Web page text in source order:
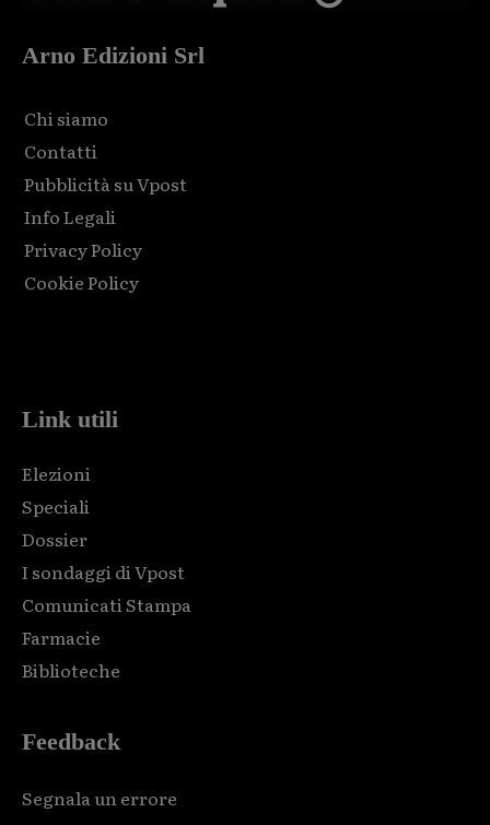
Arno Edizioni Srl
Chi siamo
Contatti
Pubblicità su Vpost
Info Legali
Privacy Policy
Cookie Policy
Link utili
Elezioni
Speciali
Dossier
I sondaggi di Vpost
Comunicati Stampa
Farmacie
Biblioteche
Feedback
Segnala un errore